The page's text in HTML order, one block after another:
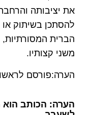
את יציבותה
להסתכן בשיתוק
הברית
משני קצותיו.
הערה:פורסם
הערה: הכותב הוא